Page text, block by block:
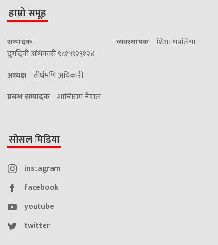
हाम्रो समूह
सम्पादक
दुर्गादेवी अधिकारी ९८१५९२९१२४
व्यवस्थापक शिक्षा थपलिया
अध्यक्ष तीर्थमणि अधिकारी
प्रबन्ध सम्पादक शान्तिराम नेपाल
सोसल मिडिया
instagram
facebook
youtube
twitter